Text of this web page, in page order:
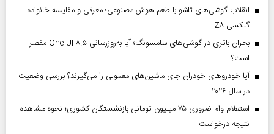
انقلاب گوشی‌های تاشو‌ با طعم هوش مصنوعی؛ معرفی و مقایسه خانواده
گلکسی Z۸
بحران باتری در گوشی‌های سامسونگ؛ آیا به‌روزرسانی One UI ۸.۵ مقصر
است؟
آیا خودروهای خودران جای ماشین‌های معمولی را می‌گیرند؟ بررسی وضعیت
در سال ۲۰۲۶
استعلام وام ضروری ۷۵ میلیون تومانی بازنشستگان کشوری؛ نحوه مشاهده
نتیجه درخواست